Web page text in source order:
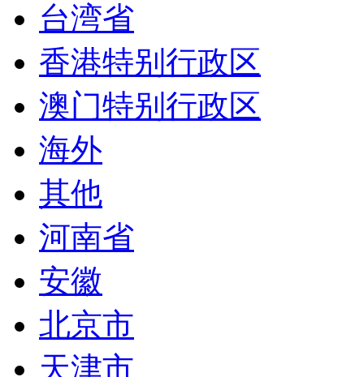
台湾省
香港特别行政区
澳门特别行政区
海外
其他
河南省
安徽
北京市
天津市